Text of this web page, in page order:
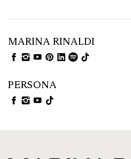
MARINA RINALDI
PERSONA